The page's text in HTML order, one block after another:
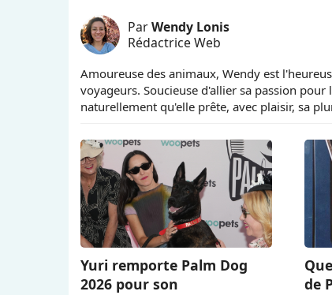
ParWendy Lonis
Rédactrice Web
Amoureuse des animaux, Wendy est
voyageurs. Soucieuse d'allier sa passion
naturellement qu'elle prête, avec plaisir, sa
Yuri remporte Palm Dog
2026 pour son
de